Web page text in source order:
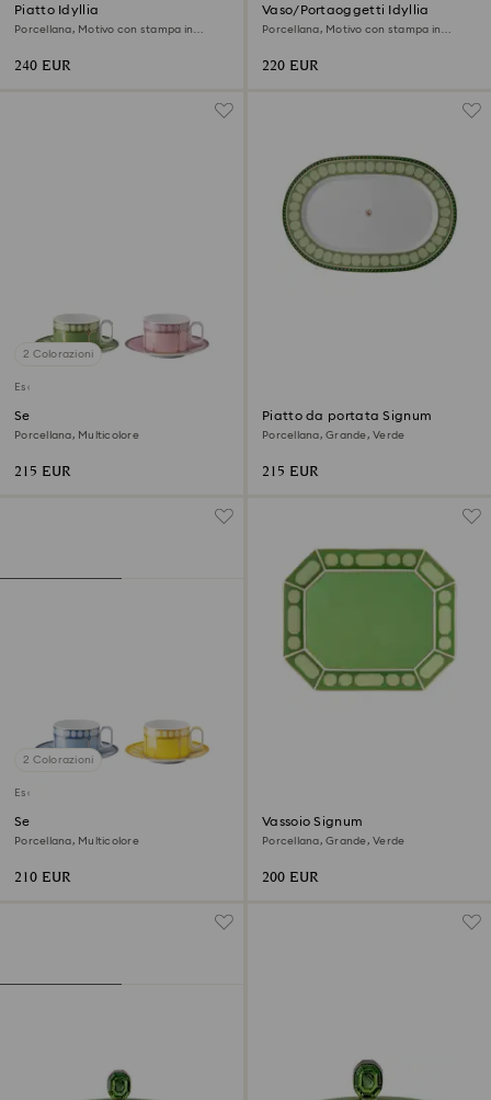
Piatto Idyllia
Porcellana, Motivo con stampa in
240 EUR
Vaso/Portaoggetti Idyllia
Porcellana, Motivo con stampa in
220 EUR
2 Colorazioni
Esaurito
Set tazze da tè Signum
Porcellana, Multicolore
215 EUR
Piatto da portata Signum
Porcellana, Grande, Verde
215 EUR
2 Colorazioni
Esaurito
Set tazze da tè Signum
Porcellana, Multicolore
210 EUR
Vassoio Signum
Porcellana, Grande, Verde
200 EUR